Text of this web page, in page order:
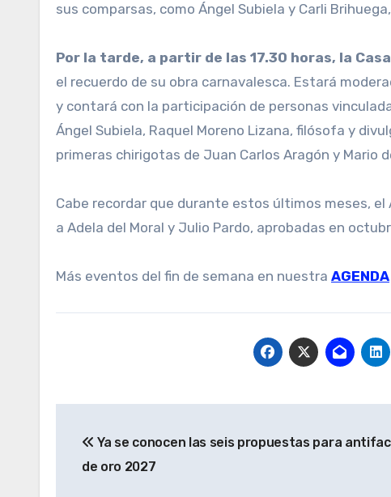
sus comparsas, como Ángel Subiela y Carli
Por la tarde, a partir de las 17.30 horas, la
el recuerdo de su obra carnavalesca. Estará
y contará con la participación de personas
Ángel Subiela, Raquel Moreno Lizana, filósofa y
primeras chirigotas de Juan Carlos Aragón y Mario
Cabe recordar que durante estos últimos meses,
a Adela del Moral y Julio Pardo, aprobadas en
Más eventos del fin de semana en nuestra AGENDA
de
Ya se conocen las seis propuestas para
de oro 2027